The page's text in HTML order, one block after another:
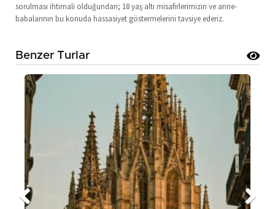
sorulması ihtimali olduğundan; 18 yaş altı misafirlerimizin ve anne-
babalarının bu konuda hassasiyet göstermelerini tavsiye ederiz.
Benzer Turlar